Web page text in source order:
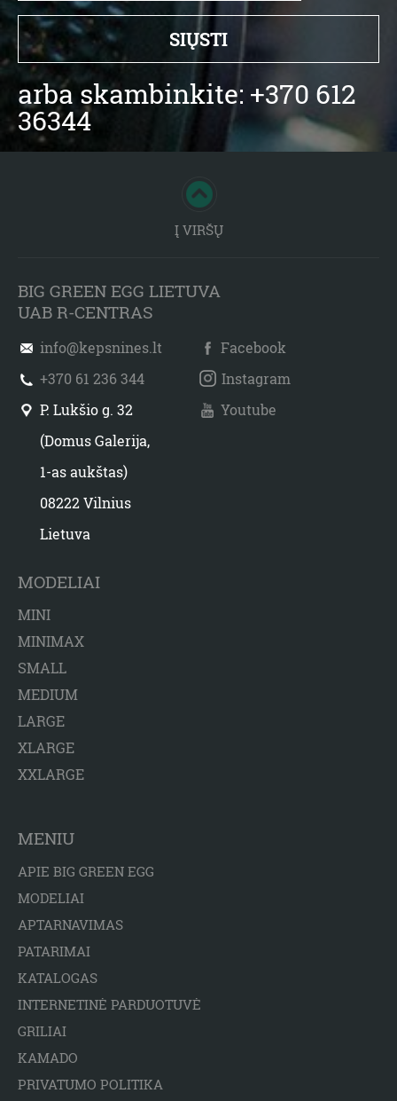
arba skambinkite: +370 612
36344
Į VIRŠŲ
BIG GREEN EGG LIETUVA
UAB R-CENTRAS
info@kepsnines.lt
+370 61 236 344
P. Lukšio g. 32
(Domus Galerija,
1-as aukštas)
08222 Vilnius
Lietuva
Facebook
Instagram
Youtube
MODELIAI
MINI
MINIMAX
SMALL
MEDIUM
LARGE
XLARGE
XXLARGE
MENIU
APIE BIG GREEN EGG
MODELIAI
APTARNAVIMAS
PATARIMAI
KATALOGAS
INTERNETINĖ PARDUOTUVĖ
GRILIAI
KAMADO
PRIVATUMO POLITIKA